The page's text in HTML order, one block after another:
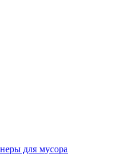
для мусора